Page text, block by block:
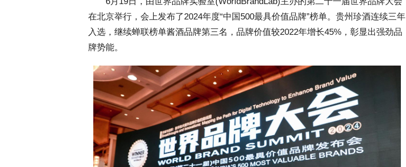
在北京举行，会上发布了2024年度“中国500最具价值品牌”榜单。贵州珍酒连续三年
入选，继续蝉联榜单酱酒品牌第三名，品牌价值较2022年增长45%，彰显出强劲品
牌势能。